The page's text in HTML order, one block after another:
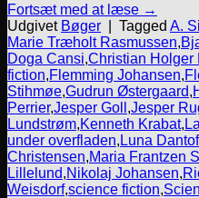
Fortsæt med at læse →
Udgivet Bøger Tagged A.
Marie Træholt Rasmussen,
Doga Cansi,Christian Holger
fiction,Flemming Johansen,
Stihmøe,Gudrun Østergaard,
Perrier,Jesper Goll ,Jesper
Lundstrøm,Kenneth Krabat,
under overfladen, Luna
Christensen,Maria Frantzen
Lillelund,Nikolaj Johansen,
Weisdorf,science fiction,